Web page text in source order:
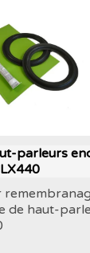
parleurs
LX440
de haut-